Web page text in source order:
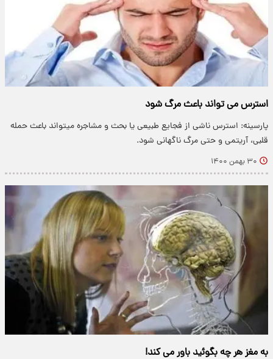
استرس می تواند باعث مرگ شود
پارسینه: استرس ناشی از فجایع طبیعی یا بحث و مشاجره میتواند باعث حمله
قلبی، آریتمی و حتی مرگ ناگهانی شود.
۳۰ بهمن ۱۴۰۰
به مغز هر چه بگوئید باور می کند!